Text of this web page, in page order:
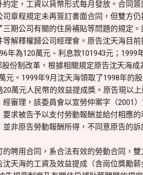
定，工資以貨幣形式每月發放。合同
章程規定未再簽訂書面合同，但雙方
期公司有關的住房補貼等問題的規定。
解釋權歸公司經理會。原告沈天海目
年為120萬元、利息款101943元；1999
份制改革，根據相關規定原告沈天海
。1999年9月沈天海領取了1998年的
萬元人民幣的效益提成獎。原告現以
審理，該委員會以宣勞仲案字（2001
求被告予以支付勞動報酬並給付相應
非原告勞動報酬所得，不同意原告的訴
聘用合同，系合法有效的勞動合同，
天海的工資及效益提成（含崗位獎勵